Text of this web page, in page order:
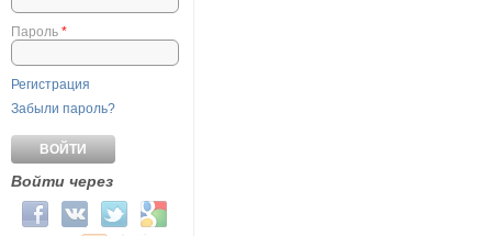
Пароль *
Регистрация
Забыли пароль?
Войти через
Login with Facebook
Login with ВКонтакте
Login with Twitter
Login with Google